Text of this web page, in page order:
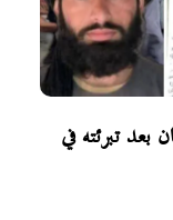
تبرئته في